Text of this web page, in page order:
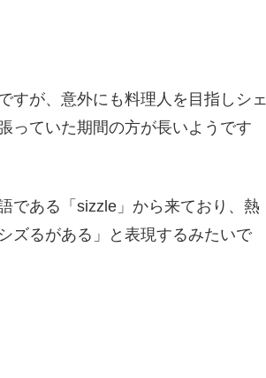
すが、意外にも料理人を目指しシェ
っていた期間の方が長いようです
である「sizzle」から来ており、熱
ズるがある」と表現するみたいで